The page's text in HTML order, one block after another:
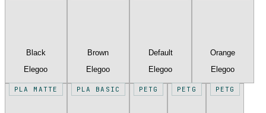
Black
Elegoo
Brown
Elegoo
Default
Elegoo
Orange
Elegoo
PLA MATTE PLA BASIC PETG PETG PETG